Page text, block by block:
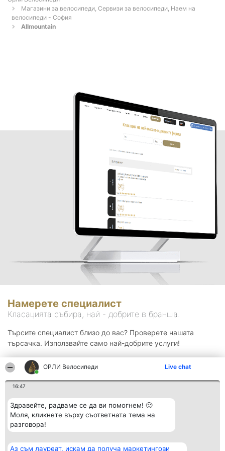
ОРЛИ Велосипеди Live chat
16:47
Здравейте, радваме се да ви помогнем! 🙂
Моля, кликнете върху съответната тема на
разговора!
Аз съм лауреат, искам да получа маркетингови
Магазини за велосипеди, Сервизи за велосипеди, Наем на
велосипеди - София
Allmountain
Намерете специалист
Класацията събира, най - добрите в бранша.
Търсите специалист близо до вас? Проверете нашата
търсачка. Използвайте само най-добрите услуги!
Организатор на Класация Контакти